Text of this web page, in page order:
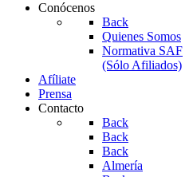
Conócenos
Back
Quienes Somos
Normativa SAF
(Sólo Afiliados)
Afíliate
Prensa
Contacto
Back
Back
Back
Almería